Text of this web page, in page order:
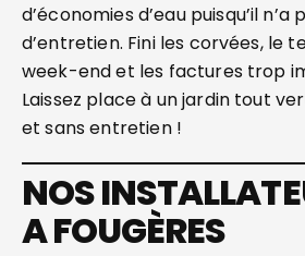
d’économies d’eau puisqu’il n’a
d’entretien. Fini les corvées, le
week-end et les factures trop
Laissez place à un jardin tout
et sans entretien !
NOS
A FOUGÈRES